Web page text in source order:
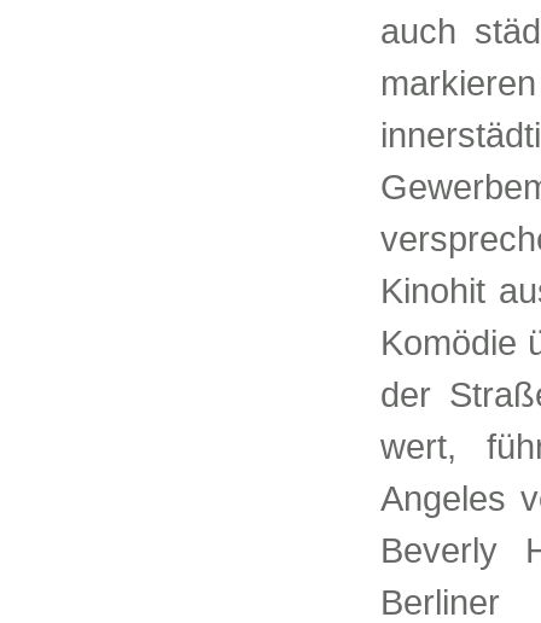
auch
Kinohit
Komödie
der
wert,
Angeles
Beverly